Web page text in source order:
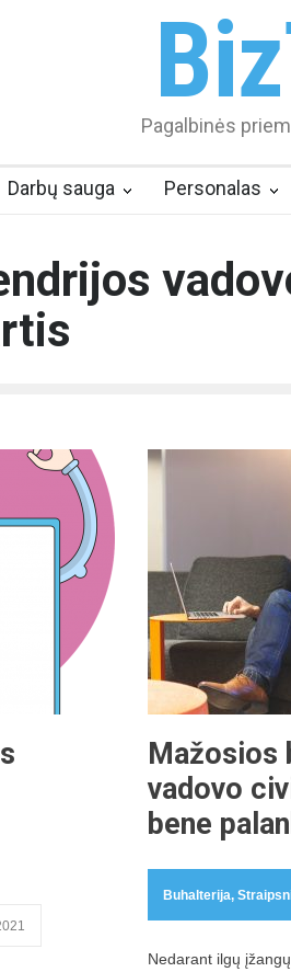
Pagalbinės
Darbų sauga Personalas
Mažosios
vadovo
bene
Buhalterija,
Nedarant ilgų